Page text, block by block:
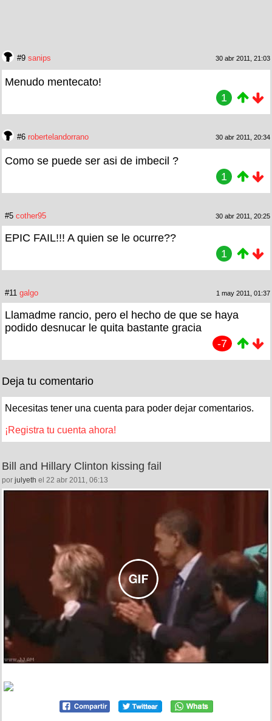
#9 sanips 30 abr 2011, 21:03
Menudo mentecato!
1
#6 robertelandorrano 30 abr 2011, 20:34
Como se puede ser asi de imbecil ?
1
#5 cother95 30 abr 2011, 20:25
EPIC FAIL!!! A quien se le ocurre??
1
#11 galgo 1 may 2011, 01:37
Llamadme rancio, pero el hecho de que se haya
podido desnucar le quita bastante gracia
-7
Deja tu comentario
Necesitas tener una cuenta para poder dejar comentarios.
¡Registra tu cuenta ahora!
Bill and Hillary Clinton kissing fail
por julyeth el 22 abr 2011, 06:13